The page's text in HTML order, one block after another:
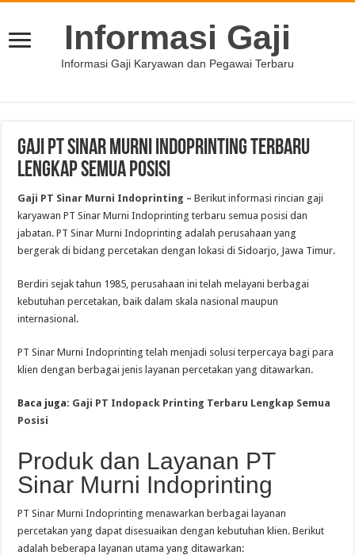
Informasi Gaji
Informasi Gaji Karyawan dan Pegawai Terbaru
Gaji PT Sinar Murni Indoprinting Terbaru
Lengkap Semua Posisi
Gaji PT Sinar Murni Indoprinting – Berikut informasi rincian gaji
karyawan PT Sinar Murni Indoprinting terbaru semua posisi dan
jabatan. PT Sinar Murni Indoprinting adalah perusahaan yang
bergerak di bidang percetakan dengan lokasi di Sidoarjo, Jawa Timur.
Berdiri sejak tahun 1985, perusahaan ini telah melayani berbagai
kebutuhan percetakan, baik dalam skala nasional maupun
internasional.
PT Sinar Murni Indoprinting telah menjadi solusi terpercaya bagi para
klien dengan berbagai jenis layanan percetakan yang ditawarkan.
Baca juga: Gaji PT Indopack Printing Terbaru Lengkap Semua
Posisi
Produk dan Layanan PT
Sinar Murni Indoprinting
PT Sinar Murni Indoprinting menawarkan berbagai layanan
percetakan yang dapat disesuaikan dengan kebutuhan klien. Berikut
adalah beberapa layanan utama yang ditawarkan: